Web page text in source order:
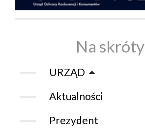
Na skróty
URZĄD
Aktualności
Prezydent